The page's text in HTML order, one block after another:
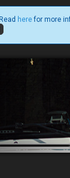
here for more